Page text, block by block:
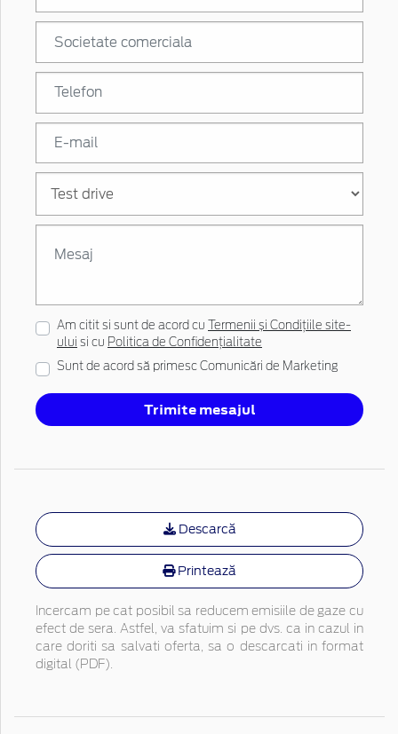
Am citit si sunt de acord cu
Termenii și Condițiile site-
ului si cu Politica de Confidențialitate
Sunt de acord să primesc Comunicări de Marketing
Trimite mesajul
Descarcă
Printează
Incercam pe cat posibil sa reducem emisiile de gaze cu
efect de sera. Astfel, va sfatuim si pe dvs. ca in cazul in
care doriti sa salvati oferta, sa o descarcati in format
digital (PDF).